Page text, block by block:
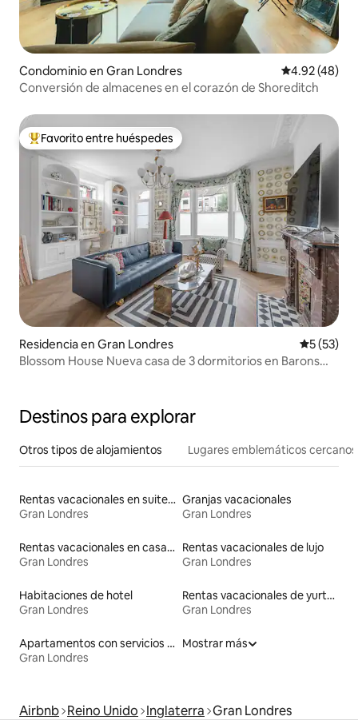
Condominio en Gran Londres Calificación
4.92 (48)
Conversión de almacenes en el corazón de Shoreditch
De los mejores en Favorito entre huéspedes
Favorito entre huéspedes
Residencia en Gran Londres
5 (53)
Blossom House Nueva casa de 3 dormitorios en Barons
Destinos para explorar
Otros tipos de alojamientos Lugares emblemáticos cercanos
Rentas vacacionales en suites privadas
Gran Londres
Granjas vacacionales
Gran Londres
Rentas vacacionales en casas de huéspedes
Gran Londres
Rentas vacacionales de lujo
Gran Londres
Habitaciones de hotel
Gran Londres
Rentas vacacionales de yurtas con jacuzzi
Gran Londres
Apartamentos con servicios incluidos vacacionales
Gran Londres
Mostrar más
Airbnb Reino Unido Inglaterra Gran Londres